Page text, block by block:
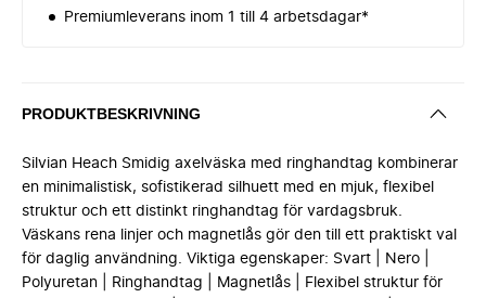
Premiumleverans inom 1 till 4 arbetsdagar*
PRODUKTBESKRIVNING
Silvian Heach Smidig axelväska med ringhandtag kombinerar
en minimalistisk, sofistikerad silhuett med en mjuk, flexibel
struktur och ett distinkt ringhandtag för vardagsbruk.
Väskans rena linjer och magnetlås gör den till ett praktiskt val
för daglig användning. Viktiga egenskaper: Svart | Nero |
Polyuretan | Ringhandtag | Magnetlås | Flexibel struktur för